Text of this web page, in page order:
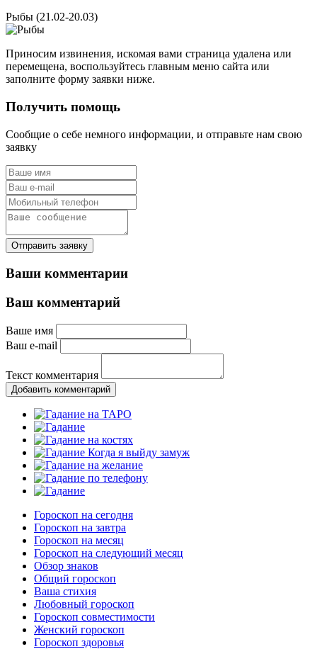
Рыбы (21.02-20.03)
Приносим извинения, искомая вами страница удалена или
перемещена, воспользуйтесь главным меню сайта или
заполните форму заявки ниже.
Получить помощь
Сообщие о себе немного информации, и отправьте нам свою
заявку
Отправить заявку
Ваши комментарии
Ваш комментарий
Ваше имя
Ваш e-mail
Текст комментария
Добавить комментарий
Гороскоп на сегодня
Гороскоп на завтра
Гороскоп на месяц
Гороскоп на следующий месяц
Обзор знаков
Общий гороскоп
Ваша стихия
Любовный гороскоп
Гороскоп совместимости
Женский гороскоп
Гороскоп здоровья